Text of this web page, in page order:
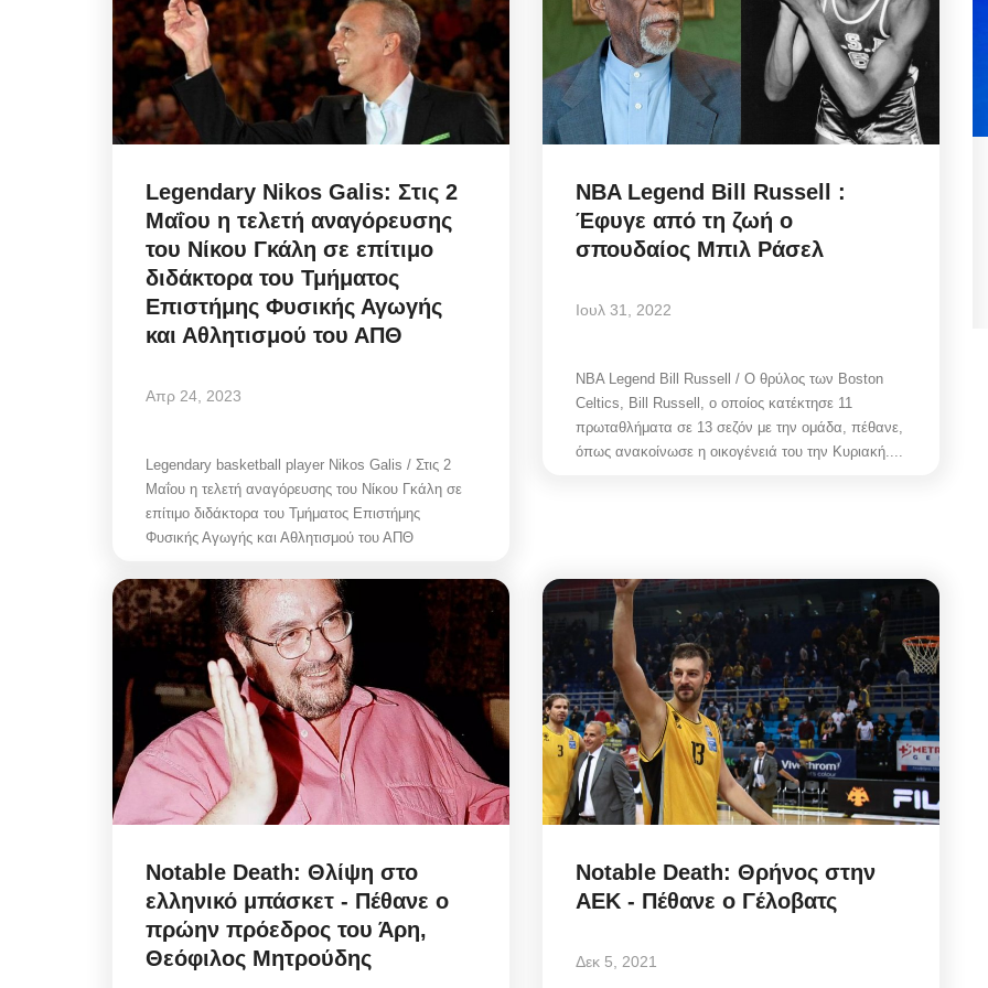
Legendary Nikos Galis: Στις 2
Μαΐου η τελετή αναγόρευσης
του Νίκου Γκάλη σε επίτιμο
διδάκτορα του Τμήματος
Επιστήμης Φυσικής Αγωγής
και Αθλητισμού του ΑΠΘ
Απρ 24, 2023
Legendary basketball player Nikos Galis / Στις 2
Μαΐου η τελετή αναγόρευσης του Νίκου Γκάλη σε
επίτιμο διδάκτορα του Τμήματος Επιστήμης
Φυσικής Αγωγής και Αθλητισμού του ΑΠΘ
NBA Legend Bill Russell :
Έφυγε από τη ζωή ο
σπουδαίος Μπιλ Ράσελ
Ιουλ 31, 2022
NBA Legend Bill Russell / Ο θρύλος των Boston
Celtics, Bill Russell, ο οποίος κατέκτησε 11
πρωταθλήματα σε 13 σεζόν με την ομάδα, πέθανε,
όπως ανακοίνωσε η οικογένειά του την Κυριακή....
Notable Death: Θλίψη στο
ελληνικό μπάσκετ - Πέθανε ο
πρώην πρόεδρος του Άρη,
Θεόφιλος Μητρούδης
Notable Death: Θρήνος στην
ΑΕΚ - Πέθανε ο Γέλοβατς
Δεκ 5, 2021
Sunday's Front pages: TIF
Relief vs Fire Crisis - ΔΕΘ,...
Αυγ 8, 2026
Αναλύουμε τα πρωτοσέλιδα της Κυριακής 9
ενεργειακά...
Biometric Identity Compliance:
Εκδώσατε Νέα Ταυτότητα;...